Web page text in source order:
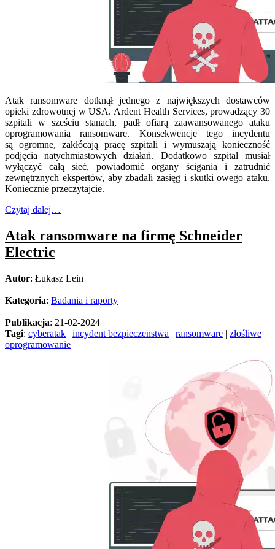
Atak ransomware dotknął jednego z największych dostawców
opieki zdrowotnej w USA. Ardent Health Services, prowadzący 30
szpitali w sześciu stanach, padł ofiarą zaawansowanego ataku
oprogramowania ransomware. Konsekwencje tego incydentu
są ogromne, zakłócają pracę szpitali i wymuszają konieczność
podjęcia natychmiastowych działań. Dodatkowo szpital musiał
wyłączyć całą sieć, powiadomić organy ścigania i zatrudnić
zewnętrznych ekspertów, aby zbadali zasięg i skutki owego ataku.
Koniecznie przeczytajcie.
Czytaj dalej…
Atak ransomware na firmę Schneider
Electric
Autor: Łukasz Lein
|
Kategoria: Badania i raporty
|
Publikacja: 21-02-2024
Tagi: cyberatak | incydent bezpieczenstwa | ransomware | złośliwe
oprogramowanie